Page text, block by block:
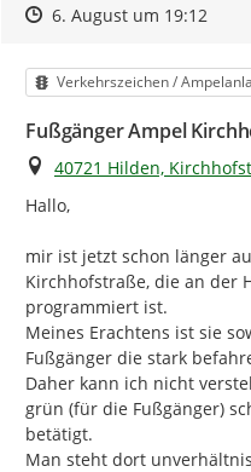
Zeitpunkt des Erstellens
Zeitpunkt des Erstellens
6. August um 19:12Zur
Kategorie
Verkehrszeichen /
Fußgänger Ampel
Ort
40721 Hilden,
Hallo,
mir ist jetzt schon länger
Kirchhofstraße, die an der
programmiert ist.
Meines Erachtens ist sie
Fußgänger die stark
Daher kann ich nicht
grün (für die Fußgänger)
betätigt.
Man steht dort